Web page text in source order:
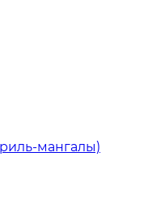
мангалы)